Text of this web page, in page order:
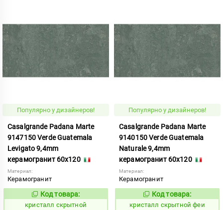
Популярно у дизайнеров!
Casalgrande Padana Marte
9147150 Verde Guatemala
Levigato 9,4mm
керамогранит 60x120
Материал:
Керамогранит
823868
Код товара:
кристалл скрытной
Популярно у дизайнеров!
Casalgrande Padana Marte
9140150 Verde Guatemala
Naturale 9,4mm
керамогранит 60x120
Материал:
Керамогранит
823863
Код товара:
кристалл скрытной феи